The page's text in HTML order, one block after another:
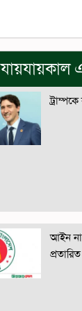
যায়যায়কাল
আইন না
প্রতারিত